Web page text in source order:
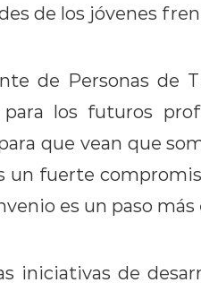
de los jóvenes
de Personas de
los futuros
que vean que
un fuerte
es un paso
iniciativas de